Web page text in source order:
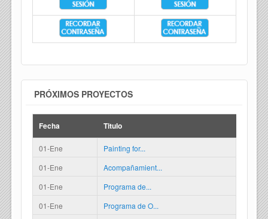
PRÓXIMOS PROYECTOS
Fecha Titulo
01-Ene
Painting for...
01-Ene
Acompañamient...
01-Ene
Programa de...
01-Ene
Programa de O...